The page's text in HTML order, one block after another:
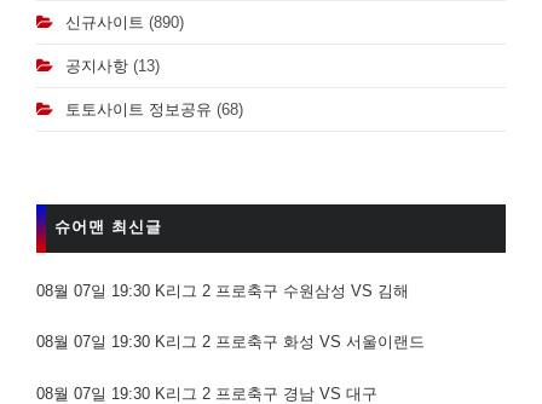
신규사이트 (890)
공지사항 (13)
토토사이트 정보공유 (68)
슈어맨 최신글
08월 07일 19:30 K리그 2 프로축구 수원삼성 VS 김해
08월 07일 19:30 K리그 2 프로축구 화성 VS 서울이랜드
08월 07일 19:30 K리그 2 프로축구 경남 VS 대구